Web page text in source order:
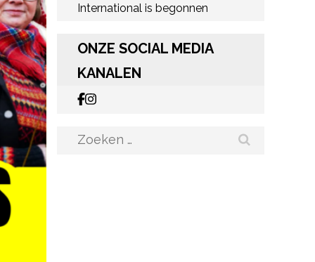
International is begonnen
ONZE SOCIAL MEDIA
KANALEN
Zoeken